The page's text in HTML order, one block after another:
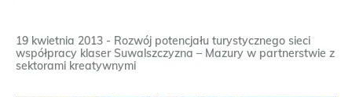
19 kwietnia 2013 - Rozwój potencjału turystycznego sieci
współpracy klaser Suwalszczyzna – Mazury w partnerstwie z
sektorami kreatywnymi